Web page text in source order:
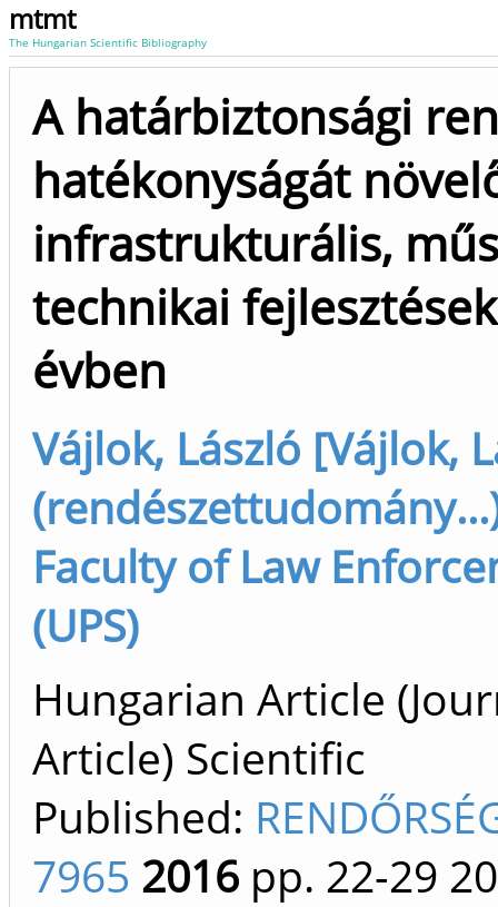
mtmt
The Hungarian Scientific Bibliography
A határbiztonsági
hatékonyságát
infrastrukturális,
technikai
évben
Vájlok, László [Vájlok,
Faculty of Law
(UPS)
Hungarian Article
Article) Scientific
Published:
7965 2016 pp. 22-29